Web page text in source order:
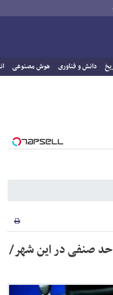
دانش و فناوری هوش مصنوعی
صنفی در این شهر/